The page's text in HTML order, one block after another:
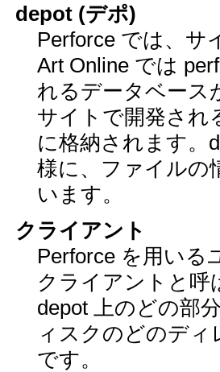
depot (デポ)
Perforce では、サ
Art Online では
れるデータベース
サイトで開発され
に格納されます。
様に、ファイルの
います。
クライアント
Perforce を用いる
クライアントと呼
depot 上のどの部
ィスクのどのデ
です。